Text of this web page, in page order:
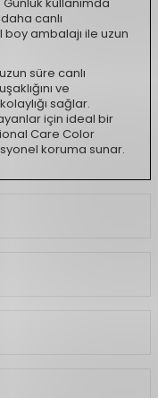
canlı
ambalajı ile uzun
süre canlı
ve
sağlar.
için ideal bir
Care Color
koruma sunar.